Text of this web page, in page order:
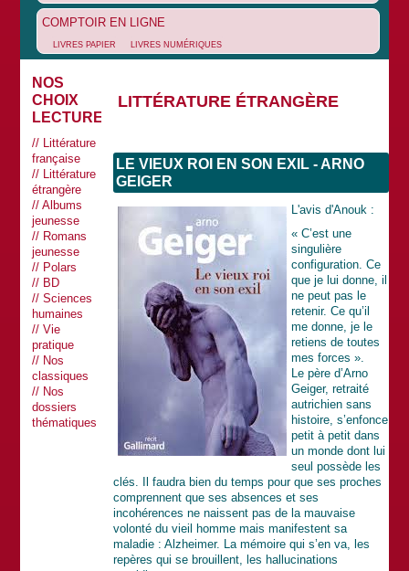
COMPTOIR EN LIGNE
LIVRES PAPIER LIVRES NUMÉRIQUES
NOS
CHOIX
LECTURES
Littérature
française
Littérature
étrangère
Albums
jeunesse
Romans
jeunesse
Polars
BD
Sciences
humaines
Vie
pratique
Nos
classiques
Nos
dossiers
thématiques
LITTÉRATURE ÉTRANGÈRE
LE VIEUX ROI EN SON EXIL - ARNO
GEIGER
L'avis d'Anouk :
« C’est une
singulière
configuration. Ce
que je lui donne, il
ne peut pas le
retenir. Ce qu’il
me donne, je le
retiens de toutes
mes forces ».
Le père d’Arno
Geiger, retraité
autrichien sans
histoire, s’enfonce
petit à petit dans
un monde dont lui
seul possède les
clés. Il faudra bien du temps pour que ses proches
comprennent que ses absences et ses
incohérences ne naissent pas de la mauvaise
volonté du vieil homme mais manifestent sa
maladie : Alzheimer. La mémoire qui s’en va, les
repères qui se brouillent, les hallucinations